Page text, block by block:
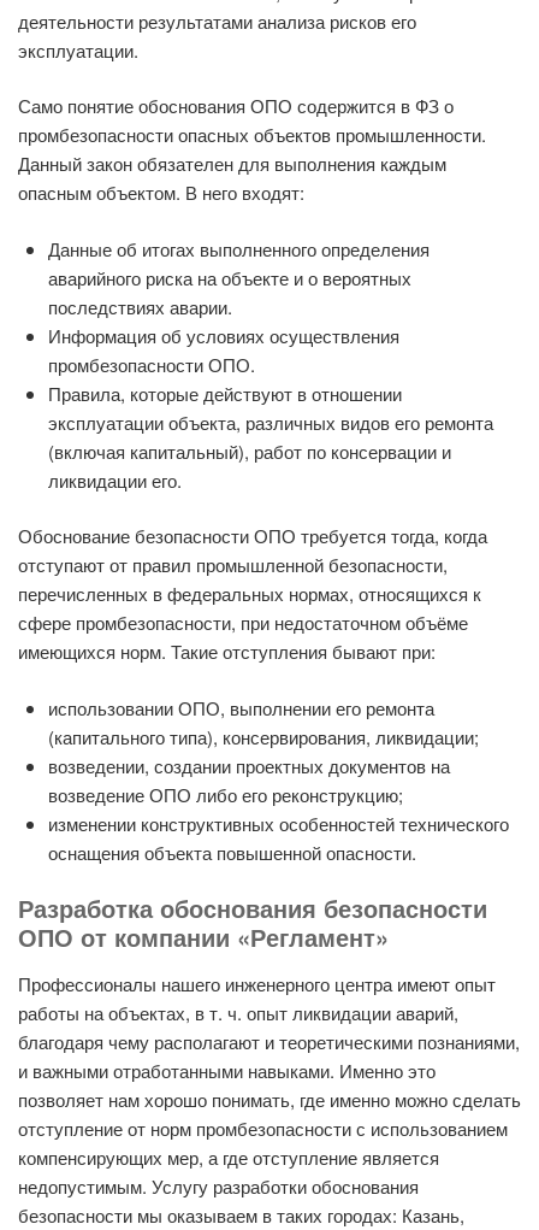
деятельности результатами анализа рисков его
эксплуатации.
Само понятие обоснования ОПО содержится в ФЗ о
промбезопасности опасных объектов промышленности.
Данный закон обязателен для выполнения каждым
опасным объектом. В него входят:
Данные об итогах выполненного определения
аварийного риска на объекте и о вероятных
последствиях аварии.
Информация об условиях осуществления
промбезопасности ОПО.
Правила, которые действуют в отношении
эксплуатации объекта, различных видов его ремонта
(включая капитальный), работ по консервации и
ликвидации его.
Обоснование безопасности ОПО требуется тогда, когда
отступают от правил промышленной безопасности,
перечисленных в федеральных нормах, относящихся к
сфере промбезопасности, при недостаточном объёме
имеющихся норм. Такие отступления бывают при:
использовании ОПО, выполнении его ремонта
(капитального типа), консервирования, ликвидации;
возведении, создании проектных документов на
возведение ОПО либо его реконструкцию;
изменении конструктивных особенностей технического
оснащения объекта повышенной опасности.
Разработка обоснования безопасности
ОПО от компании «Регламент»
Профессионалы нашего инженерного центра имеют опыт
работы на объектах, в т. ч. опыт ликвидации аварий,
благодаря чему располагают и теоретическими познаниями,
и важными отработанными навыками. Именно это
позволяет нам хорошо понимать, где именно можно сделать
отступление от норм промбезопасности с использованием
компенсирующих мер, а где отступление является
недопустимым. Услугу разработки обоснования
безопасности мы оказываем в таких городах: Казань,